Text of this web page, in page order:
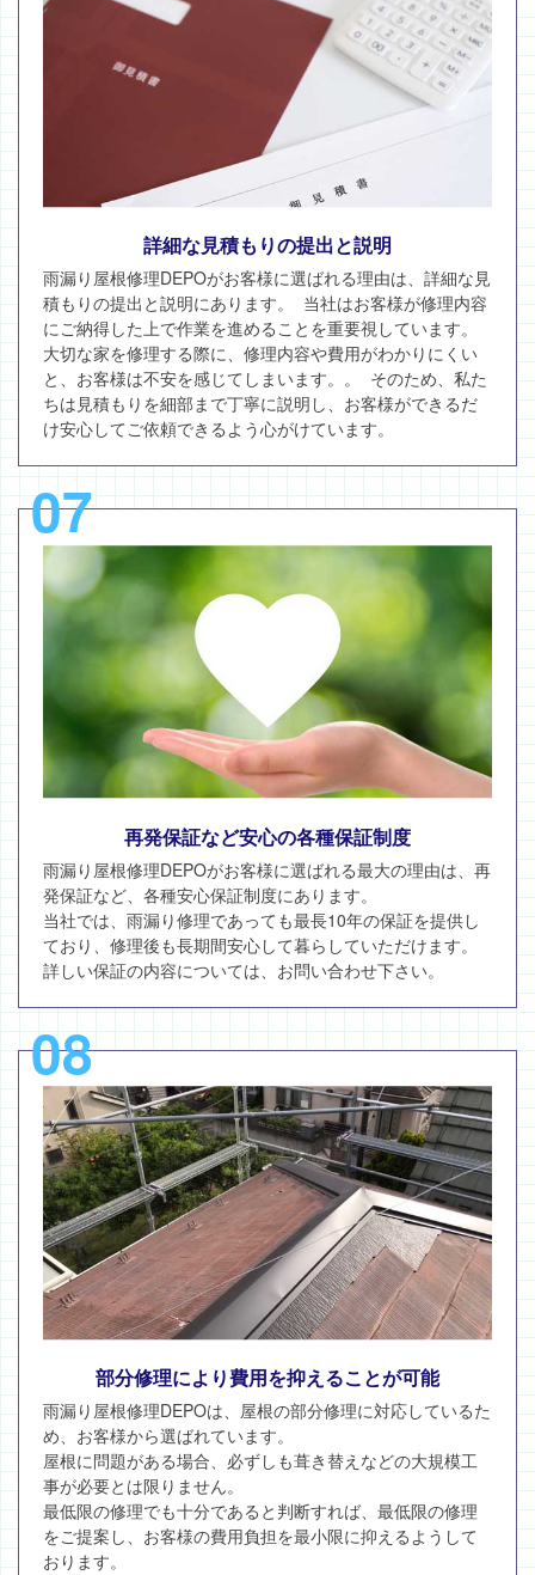
詳細な見積もりの提出と説明
雨漏り屋根修理DEPOがお客様に選ばれる理由は、詳細な見
積もりの提出と説明にあります。 当社はお客様が修理内容
にご納得した上で作業を進めることを重要視しています。
大切な家を修理する際に、修理内容や費用がわかりにくい
と、お客様は不安を感じてしまいます。。 そのため、私た
ちは見積もりを細部まで丁寧に説明し、お客様ができるだ
け安心してご依頼できるよう心がけています。
07
再発保証など安心の各種保証制度
雨漏り屋根修理DEPOがお客様に選ばれる最大の理由は、再
発保証など、各種安心保証制度にあります。
当社では、雨漏り修理であっても最長10年の保証を提供し
ており、修理後も長期間安心して暮らしていただけます。
詳しい保証の内容については、お問い合わせ下さい。
08
部分修理により費用を抑えることが可能
雨漏り屋根修理DEPOは、屋根の部分修理に対応しているた
め、お客様から選ばれています。
屋根に問題がある場合、必ずしも葺き替えなどの大規模工
事が必要とは限りません。
最低限の修理でも十分であると判断すれば、最低限の修理
をご提案し、お客様の費用負担を最小限に抑えるようして
おります。